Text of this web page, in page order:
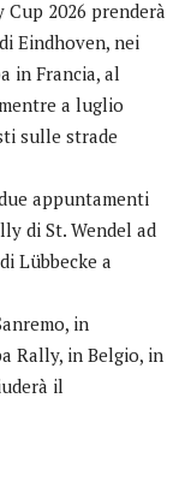
2026 prenderà
Eindhoven, nei
in Francia, al
a luglio
sulle strade
appuntamenti
di St. Wendel ad
Lübbecke a
in
Rally, in Belgio, in
il